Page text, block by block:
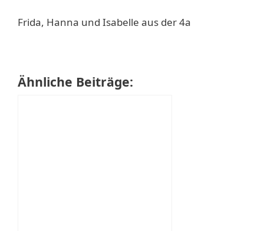
Frida, Hanna und Isabelle aus der 4a
Ähnliche Beiträge: